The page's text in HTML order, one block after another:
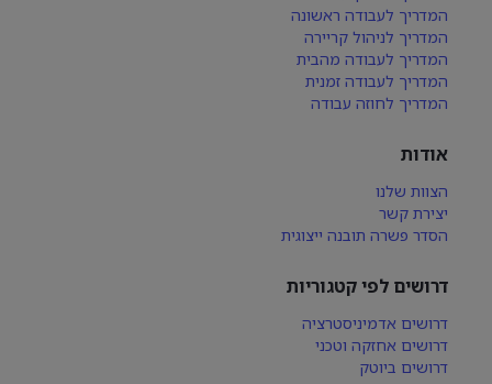
המדריך לעבודה ראשונה
המדריך לניהול קריירה
המדריך לעבודה מהבית
המדריך לעבודה זמנית
המדריך לחוזה עבודה
אודות
הצוות שלנו
יצירת קשר
הסדר פשרה תובנה ייצוגית
דרושים לפי קטגוריות
דרושים אדמיניסטרציה
דרושים אחזקה וטכני
דרושים ביוטק